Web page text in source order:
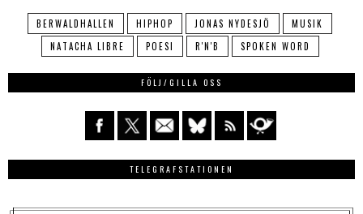
BERWALDHALLEN HIPHOP JONAS NYDESJÖ
MUSIK
NATACHA LIBRE
POESI R'N'B SPOKEN WORD
FÖLJ/GILLA OSS
TELEGRAFSTATIONEN